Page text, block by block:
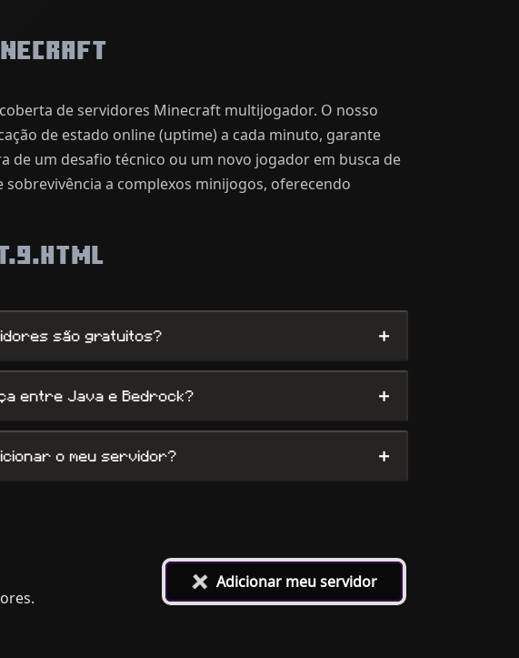
de servidores Minecraft multijogador. O nosso
de estado online (uptime) a cada minuto, garante
de um desafio técnico ou um novo jogador em busca de
a complexos minijogos, oferecendo
são gratuitos? +
entre Java e Bedrock? +
o meu servidor? +
+Adicionar meu servidor